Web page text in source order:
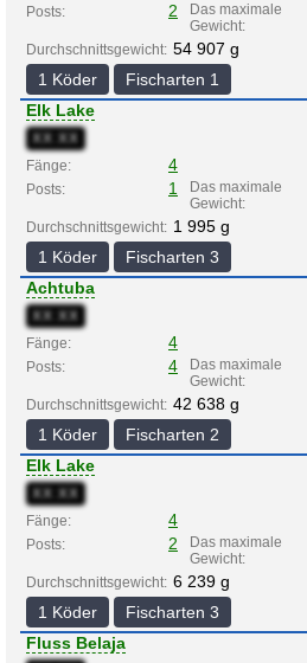
Posts: 2
Das maximale
Gewicht:
Durchschnittsgewicht: 54 907 g
1 Köder
Fischarten 1
Elk Lake
XX:XX
Fänge:
4
Posts: 1
Das maximale
Gewicht:
Durchschnittsgewicht: 1 995 g
1 Köder
Fischarten 3
Achtuba
XX:XX
Fänge:
4
Posts: 4
Das maximale
Gewicht:
Durchschnittsgewicht: 42 638 g
1 Köder
Fischarten 2
Elk Lake
XX:XX
Fänge:
4
Posts: 2
Das maximale
Gewicht:
Durchschnittsgewicht: 6 239 g
1 Köder
Fischarten 3
Fluss Belaja